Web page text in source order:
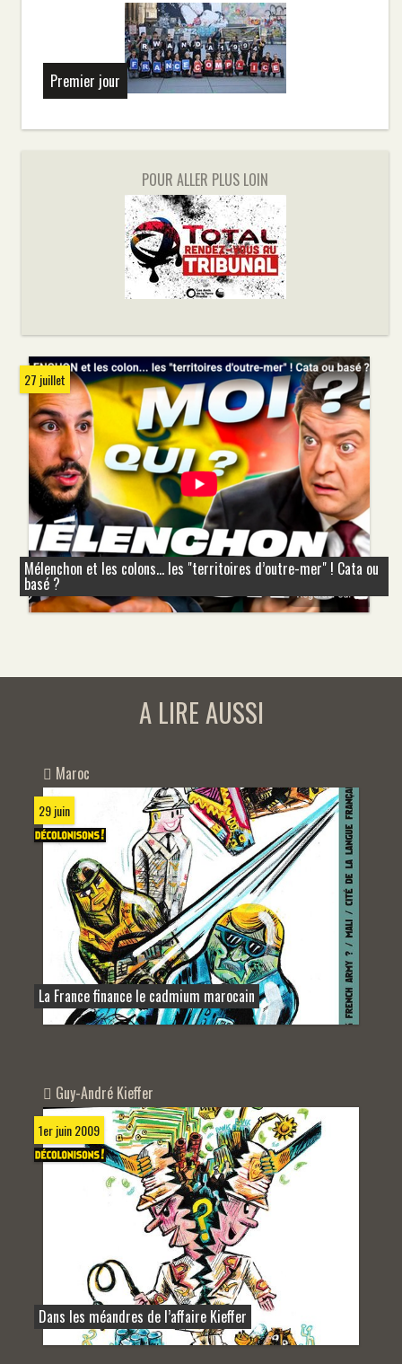
Premier jour
POUR ALLER PLUS LOIN
27 juillet
Mélenchon et les colons... les "territoires d’outre-mer" ! Cata ou
basé ?
A LIRE AUSSI
Maroc
29 juin
La France finance le cadmium marocain
Guy-André Kieffer
1er juin 2009
Dans les méandres de l’affaire Kieffer